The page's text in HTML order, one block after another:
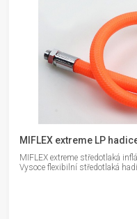
MIFLEX extreme LP
MIFLEX extreme středotlaká
Vysoce flexibilní středotlaká